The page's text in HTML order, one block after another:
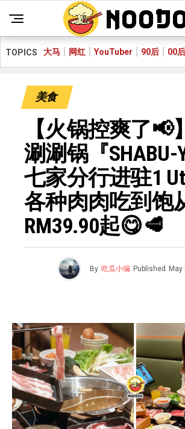
TOPICS 大马 网红 YouTuber 90后 00后
美食
【火锅控爽了📢
涮涮锅『SHABU-
七家分行进驻1
各种肉肉吃到饱
RM39.90起😋🥩
By 吃瓜小编 Published May